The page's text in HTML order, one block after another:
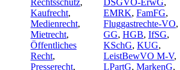
Rechtsschutz,
Kaufrecht,
Medienrecht,
Mietrecht,
Öffentliches
Recht,
Presserecht,
DSGVO-ErwG,
EMRK, FamFG,
Fluggastrechte-VO,
GG, HGB, IfSG,
KSchG, KUG,
LeistBewVO M-V,
LPartG, MarkenG,